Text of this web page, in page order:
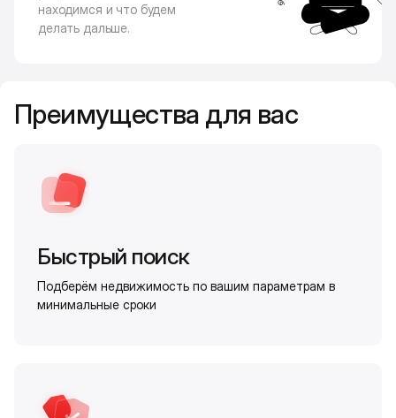
находимся и что будем
делать дальше.
Преимущества для вас
Быстрый поиск
Подберём недвижимость по вашим параметрам в
минимальные сроки